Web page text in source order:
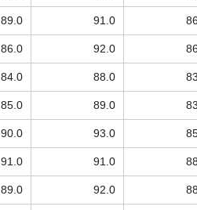
89.0 91.0
86.0 92.0
84.0 88.0
85.0 89.0
90.0 93.0
91.0 91.0
89.0 92.0